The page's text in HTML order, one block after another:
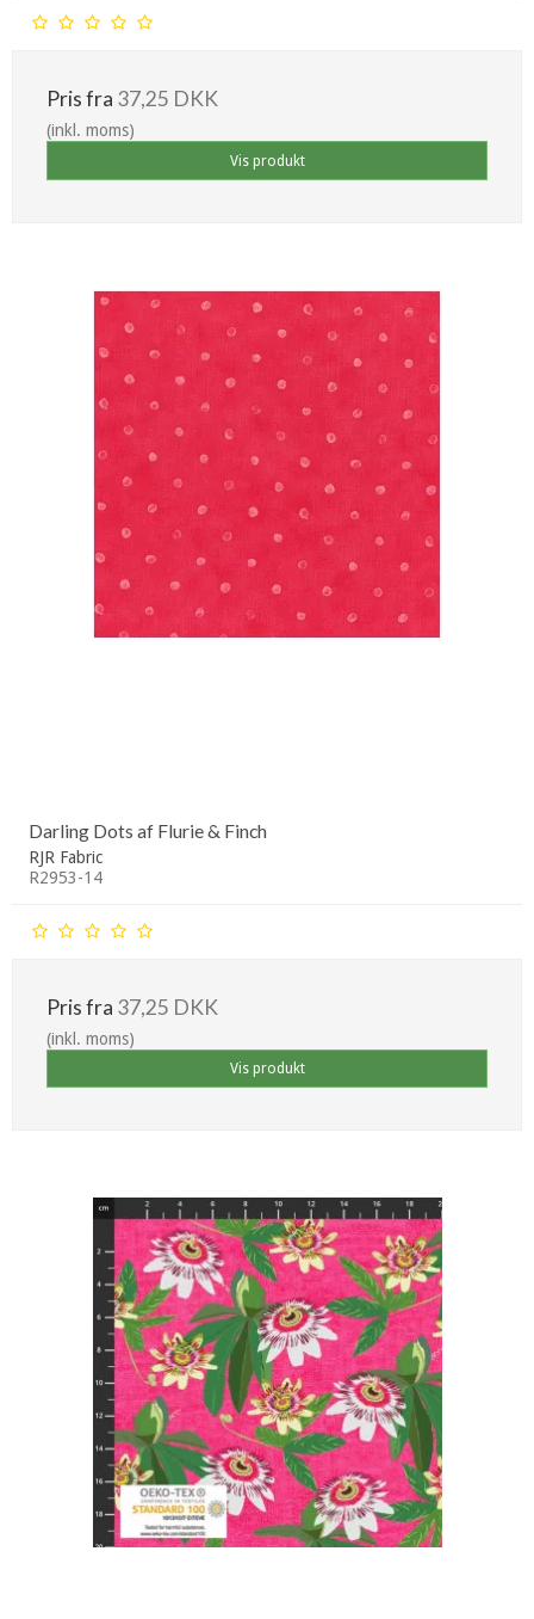
Pris fra 37,25 DKK
(inkl. moms)
Vis produkt
Darling Dots af Flurie & Finch
RJR Fabric
R2953-14
Pris fra 37,25 DKK
(inkl. moms)
Vis produkt